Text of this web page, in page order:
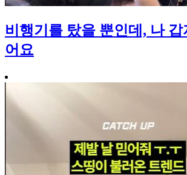
비행기를 탔을 뿐인데, 나 갑
어요